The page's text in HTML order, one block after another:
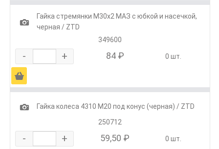
1
Гайка стремянки М30х2 МАЗ с юбкой и насечкой,
черная / ZTD
349600
- + 84 ₽ 0 шт.
Ä
1
Гайка колеса 4310 М20 под конус (черная) / ZTD
250712
- + 59,50 ₽ 0 шт.